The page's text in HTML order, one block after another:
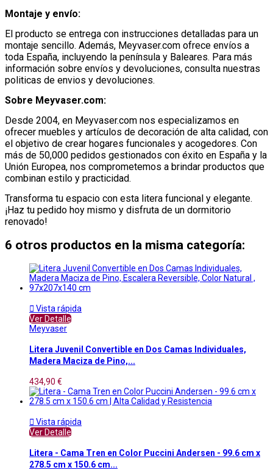
Montaje y envío:
El producto se entrega con instrucciones detalladas para un
montaje sencillo. Además, Meyvaser.com ofrece envíos a
toda España, incluyendo la península y Baleares. Para más
información sobre envíos y devoluciones, consulta nuestras
politicas de envios y devoluciones.
Sobre Meyvaser.com:
Desde 2004, en Meyvaser.com nos especializamos en
ofrecer muebles y artículos de decoración de alta calidad, con
el objetivo de crear hogares funcionales y acogedores. Con
más de 50,000 pedidos gestionados con éxito en España y la
Unión Europea, nos comprometemos a brindar productos que
combinan estilo y practicidad.
Transforma tu espacio con esta litera funcional y elegante.
¡Haz tu pedido hoy mismo y disfruta de un dormitorio
renovado!​
6 otros productos en la misma categoría:
 Vista rápida
Ver Detalle
Meyvaser
Litera Juvenil Convertible en Dos Camas Individuales,
Madera Maciza de Pino,...
434,90 €
 Vista rápida
Ver Detalle
Litera - Cama Tren en Color Puccini Andersen - 99.6 cm x
278.5 cm x 150.6 cm...